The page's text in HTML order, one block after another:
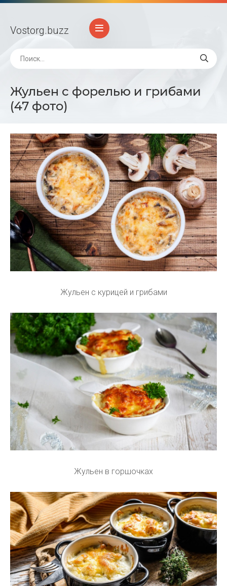
Vostorg.buzz
Жульен с форелью и грибами
(47 фото)
Жульен с курицей и грибами
Жульен в горшочках